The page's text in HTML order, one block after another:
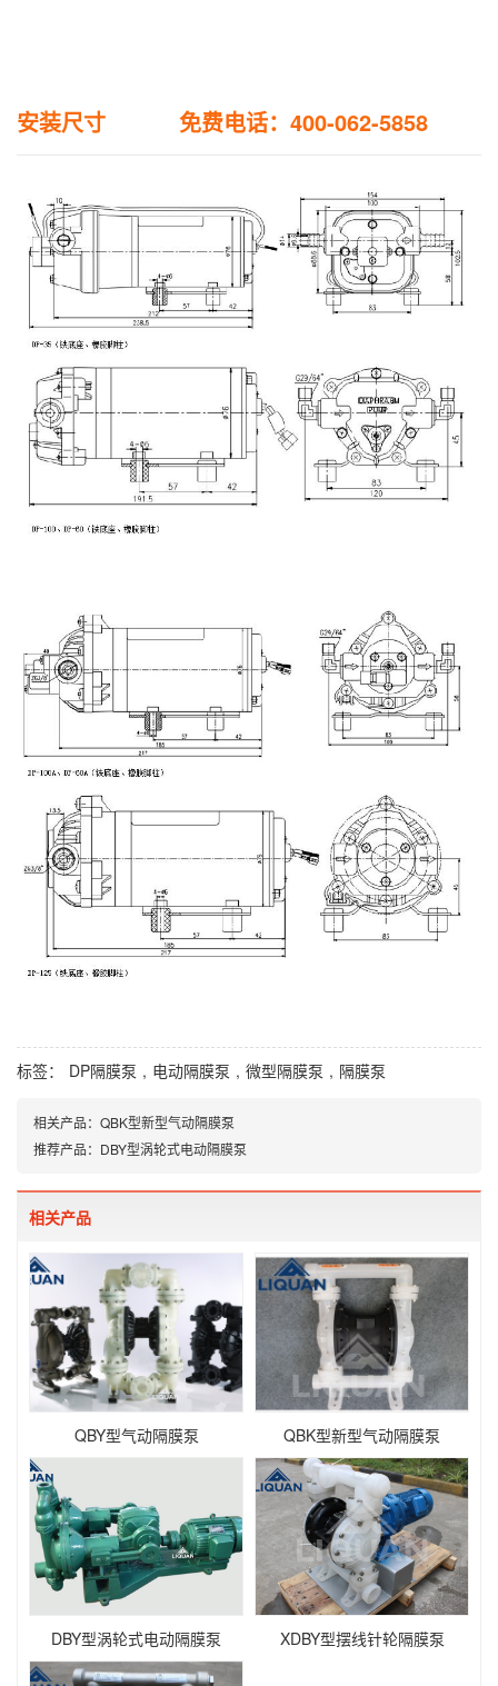
安装尺寸 免费电话：400-062-5858
标签： DP隔膜泵 , 电动隔膜泵 , 微型隔膜泵 , 隔膜泵
相关产品： QBK型新型气动隔膜泵
推荐产品： DBY型涡轮式电动隔膜泵
相关产品
QBY型气动隔膜泵 QBK型新型气动隔膜泵
DBY型涡轮式电动隔膜泵 XDBY型摆线针轮隔膜泵